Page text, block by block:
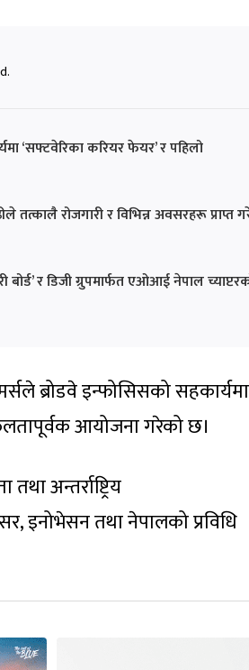
‘सफ्टवेरिका करियर फेयर’ र पहिलो
रोजगारी र विभिन्न अवसरहरू प्राप्त
र डिजी ग्रुपमार्फत एओआई नेपाल
ब्रोडवे इन्फोसिसको सहकार्यमा
आयोजना गरेको छ।
तथा अन्तर्राष्ट्रिय
इनोभेसन तथा नेपालको प्रविधि